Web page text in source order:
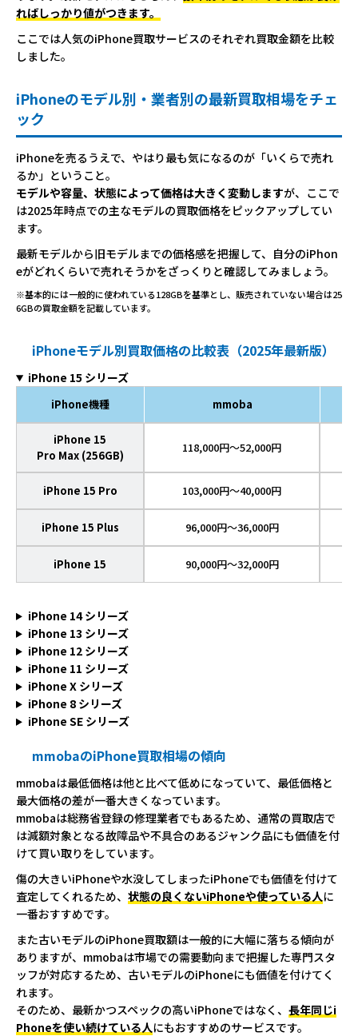
ればしっかり値がつきます。
ここでは人気のiPhone買取サービスのそれぞれ買取金額を比較
しました。
iPhoneのモデル別・業者別の最新買取相場をチェ
ック
iPhoneを売るうえで、やはり最も気になるのが「いくらで売れ
るか」ということ。
モデルや容量、状態によって価格は大きく変動しますが、ここで
は2025年時点での主なモデルの買取価格をピックアップしてい
ます。
最新モデルから旧モデルまでの価格感を把握して、自分のiPhon
eがどれくらいで売れそうかをざっくりと確認してみましょう。
※基本的には一般的に使われている128GBを基準とし、販売されていない場合は25
6GBの買取金額を記載しています。
iPhoneモデル別買取価格の比較表（2025年最新版）
iPhone 15 シリーズ
iPhone機種 mmoba
iPhone 15
Pro Max (256GB)
118,000円～52,000円
iPhone 15 Pro 103,000円～40,000円
iPhone 15 Plus 96,000円～36,000円
iPhone 15 90,000円～32,000円
iPhone 14 シリーズ
iPhone 13 シリーズ
iPhone 12 シリーズ
iPhone 11 シリーズ
iPhone X シリーズ
iPhone 8 シリーズ
iPhone SE シリーズ
mmobaのiPhone買取相場の傾向
mmobaは最低価格は他と比べて低めになっていて、最低価格と
最大価格の差が一番大きくなっています。
mmobaは総務省登録の修理業者でもあるため、通常の買取店で
は減額対象となる故障品や不具合のあるジャンク品にも価値を付
けて買い取りをしています。
傷の大きいiPhoneや水没してしまったiPhoneでも価値を付けて
査定してくれるため、 状態の良くないiPhoneや使っている人に
一番おすすめです。
また古いモデルのiPhone買取額は一般的に大幅に落ちる傾向が
ありますが、mmobaは市場での需要動向まで把握した専門スタ
ッフが対応するため、古いモデルのiPhoneにも価値を付けてく
れます。
そのため、最新かつスペックの高いiPhoneではなく、 長年同じi
Phoneを使い続けている人にもおすすめのサービスです。